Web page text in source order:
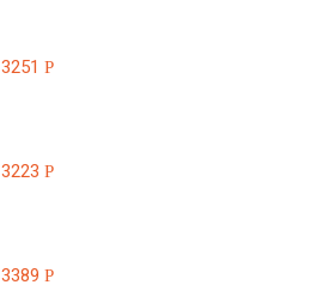
3251Р
3223Р
3389Р